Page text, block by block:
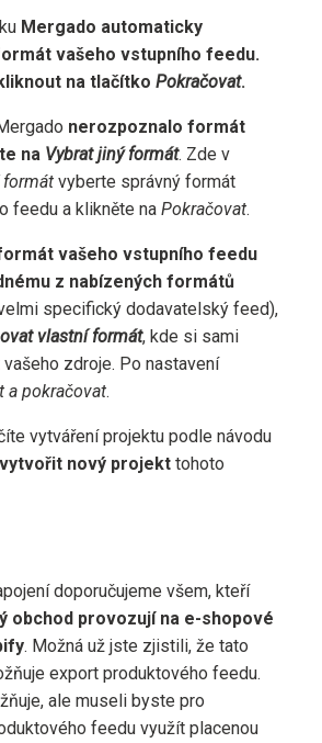
Mergado automaticky
vašeho vstupního feedu.
na tlačítko Pokračovat.
nerozpoznalo formát
na Vybrat jiný formát. Zde v
vyberte správný formát
feedu a klikněte na Pokračovat.
vašeho vstupního feedu
z nabízených formátů
specifický dodavatelský feed),
vlastní formát, kde si sami
zdroje. Po nastavení
a pokračovat.
vytváření projektu podle návodu
nový projekt tohoto
doporučujeme všem, kteří
obchod provozují na e-shopové
. Možná už jste zjistili, že tato
export produktového feedu.
ale museli byste pro
feedu využít placenou